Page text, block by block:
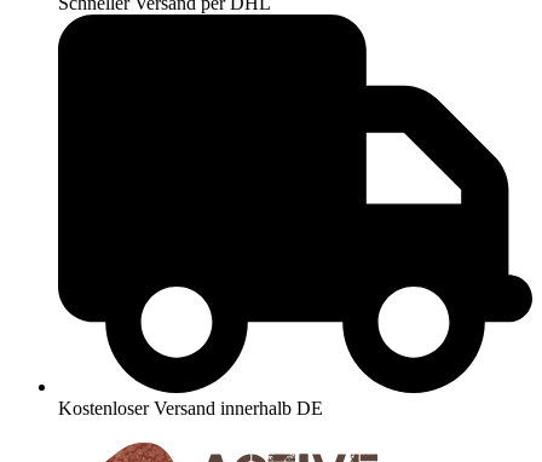
Kostenloser Versand innerhalb DE